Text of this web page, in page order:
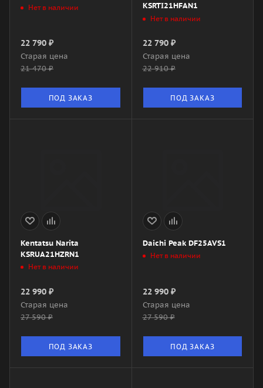
Нет в наличии
22 790 ₽
Старая цена
21 470₽
ПОД ЗАКАЗ
KSRTI21HFAN1
Нет в наличии
22 790₽
Старая цена
22 910₽
ПОД ЗАКАЗ
Kentatsu Narita
KSRUA21HZRN1
Нет в наличии
22 990 ₽
Старая цена
27 590₽
ПОД ЗАКАЗ
Daichi Peak DF25AVS1
Нет в наличии
22 990₽
Старая цена
27 590₽
ПОД ЗАКАЗ